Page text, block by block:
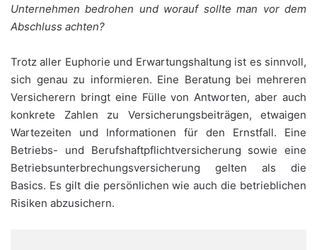
Unternehmen bedrohen und worauf sollte man vor dem
Abschluss achten?
Trotz aller Euphorie und Erwartungshaltung ist es sinnvoll,
sich genau zu informieren. Eine Beratung bei mehreren
Versicherern bringt eine Fülle von Antworten, aber auch
konkrete Zahlen zu Versicherungsbeiträgen, etwaigen
Wartezeiten und Informationen für den Ernstfall. Eine
Betriebs- und Berufshaftpflichtversicherung sowie eine
Betriebsunterbrechungsversicherung gelten als die
Basics. Es gilt die persönlichen wie auch die betrieblichen
Risiken abzusichern.